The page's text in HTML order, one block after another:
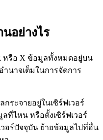
อย่างไร
หรือ X ข้อมูลทั้งหมดอยู่บน
ำนาจเต็มในการจัดการ
ระจายอยู่ในเซิร์ฟเวอร์
ที่ไหน หรือตั้งเซิร์ฟเวอร์
วอร์ปัจจุบัน ย้ายข้อมูลไปที่อื่น